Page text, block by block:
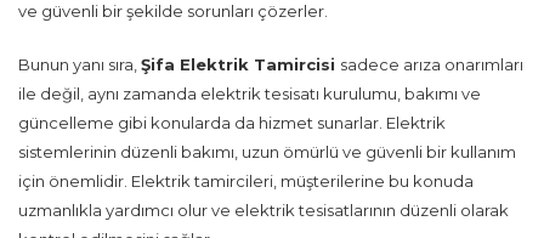
ve güvenli bir şekilde sorunları çözerler.
Bunun yanı sıra, Şifa Elektrik Tamircisi sadece arıza onarımları
ile değil, aynı zamanda elektrik tesisatı kurulumu, bakımı ve
güncelleme gibi konularda da hizmet sunarlar. Elektrik
sistemlerinin düzenli bakımı, uzun ömürlü ve güvenli bir kullanım
için önemlidir. Elektrik tamircileri, müşterilerine bu konuda
uzmanlıkla yardımcı olur ve elektrik tesisatlarının düzenli olarak